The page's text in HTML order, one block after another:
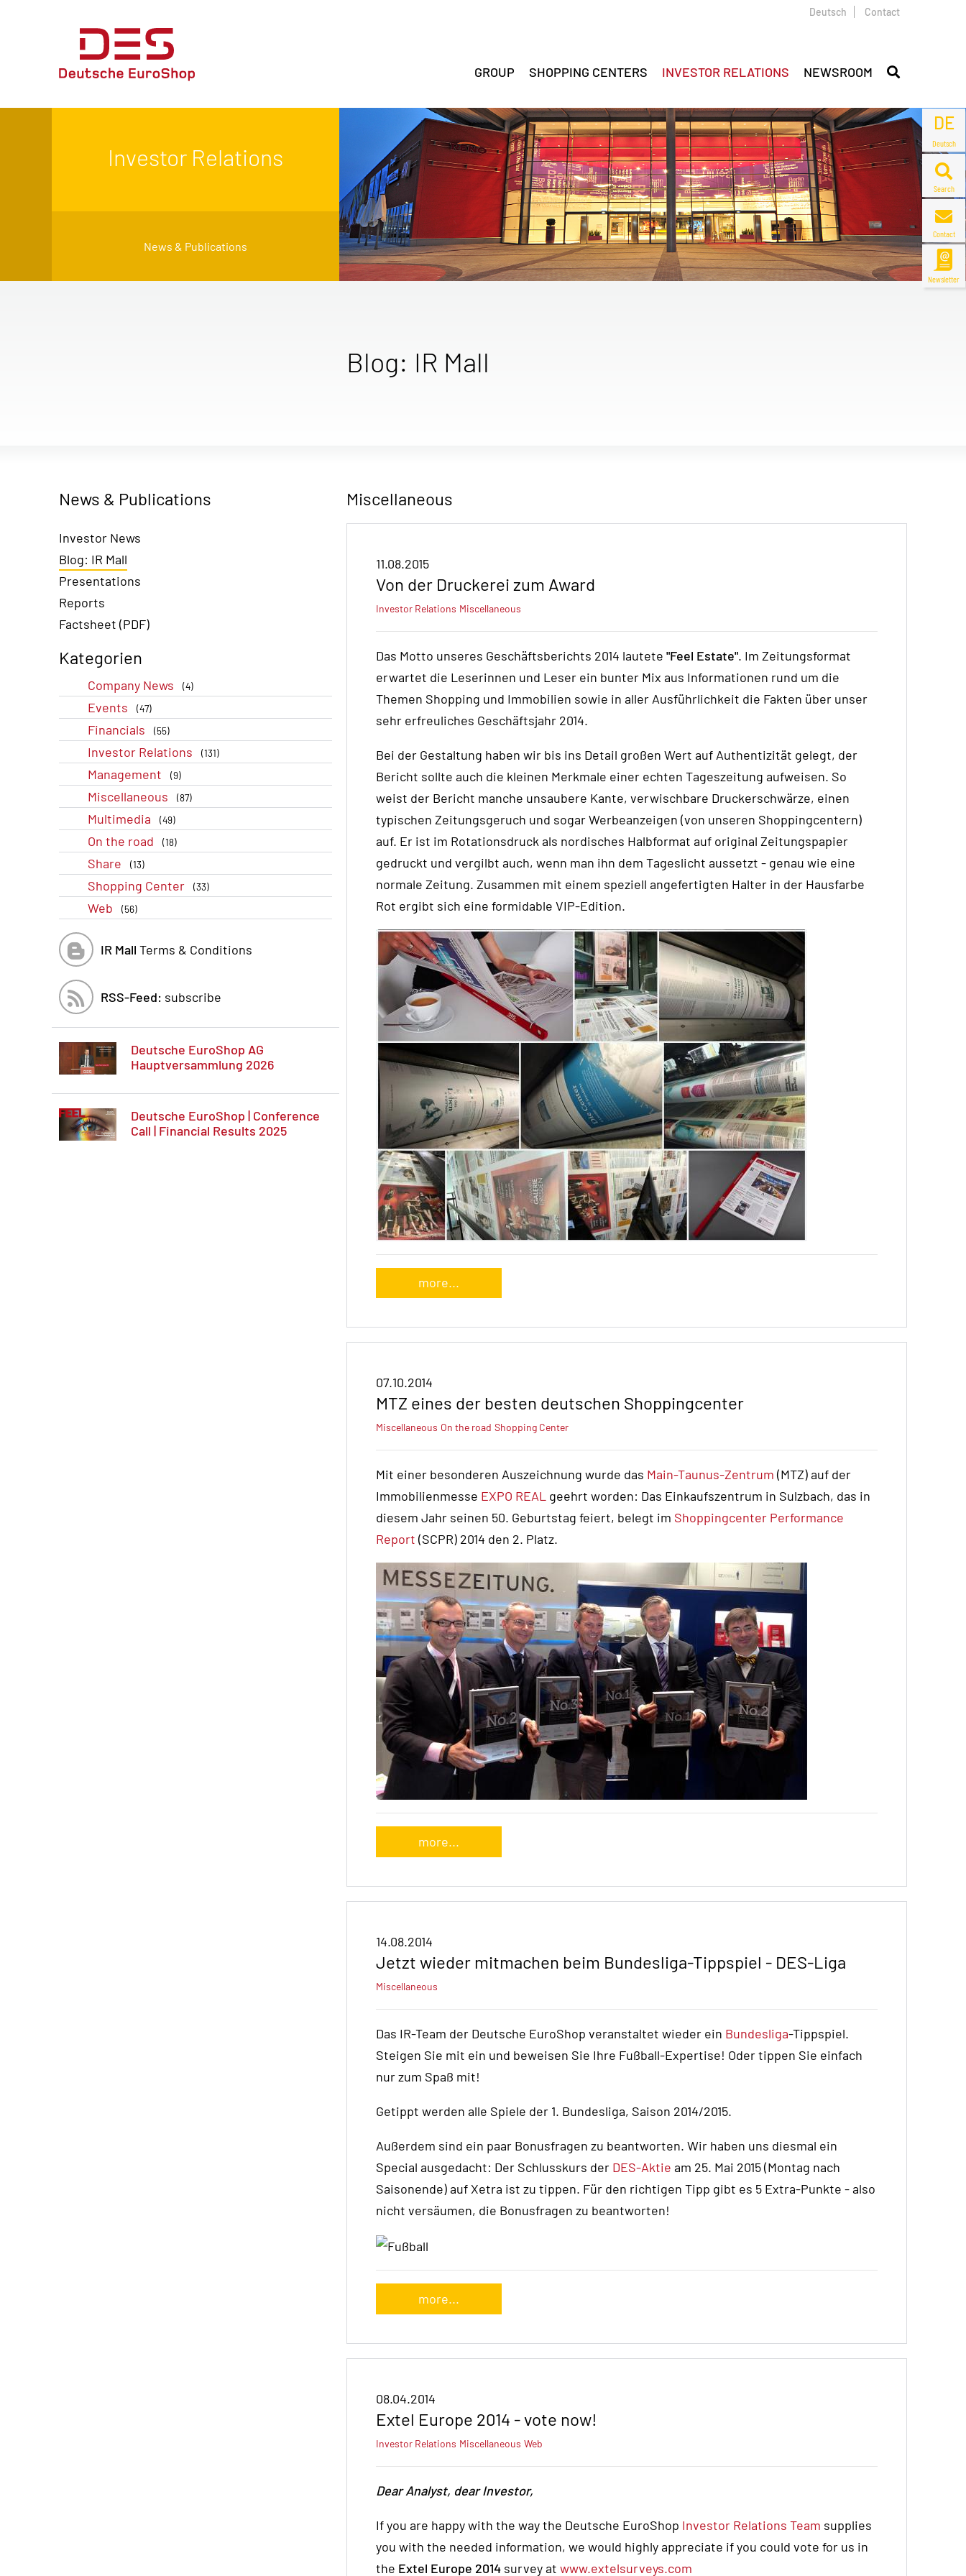
DE
Deutsch
Search
Contact
Newsletter
Deutsch Contact
GROUP SHOPPING CENTERS INVESTOR RELATIONS NEWSROOM
Investor Relations
News & Publications
Blog: IR Mall
News & Publications
Investor News
Blog: IR Mall
Presentations
Reports
Factsheet (PDF)
Kategorien
Company News (4)
Events (47)
Financials (55)
Investor Relations (131)
Management (9)
Miscellaneous (87)
Multimedia (49)
On the road (18)
Share (13)
Shopping Center (33)
Web (56)
IR Mall Terms & Conditions
RSS-Feed: subscribe
Deutsche EuroShop AG
Hauptversammlung 2026
Deutsche EuroShop | Conference
Call | Financial Results 2025
Miscellaneous
11.08.2015
Von der Druckerei zum Award
Investor Relations Miscellaneous
Das Motto unseres Geschäftsberichts 2014 lautete "Feel Estate". Im Zeitungsformat
erwartet die Leserinnen und Leser ein bunter Mix aus Informationen rund um die
Themen Shopping und Immobilien sowie in aller Ausführlichkeit die Fakten über unser
sehr erfreuliches Geschäftsjahr 2014.
Bei der Gestaltung haben wir bis ins Detail großen Wert auf Authentizität gelegt, der
Bericht sollte auch die kleinen Merkmale einer echten Tageszeitung aufweisen. So
weist der Bericht manche unsaubere Kante, verwischbare Druckerschwärze, einen
typischen Zeitungsgeruch und sogar Werbeanzeigen (von unseren Shoppingcentern)
auf. Er ist im Rotationsdruck als nordisches Halbformat auf original Zeitungspapier
gedruckt und vergilbt auch, wenn man ihn dem Tageslicht aussetzt - genau wie eine
normale Zeitung. Zusammen mit einem speziell angefertigten Halter in der Hausfarbe
Rot ergibt sich eine formidable VIP-Edition.
more...
07.10.2014
MTZ eines der besten deutschen Shoppingcenter
Miscellaneous On the road Shopping Center
Mit einer besonderen Auszeichnung wurde das Main-Taunus-Zentrum (MTZ) auf der
Immobilienmesse EXPO REAL geehrt worden: Das Einkaufszentrum in Sulzbach, das in
diesem Jahr seinen 50. Geburtstag feiert, belegt im Shoppingcenter Performance
Report (SCPR) 2014 den 2. Platz.
more...
14.08.2014
Jetzt wieder mitmachen beim Bundesliga-Tippspiel - DES-Liga
Miscellaneous
Das IR-Team der Deutsche EuroShop veranstaltet wieder ein Bundesliga-Tippspiel.
Steigen Sie mit ein und beweisen Sie Ihre Fußball-Expertise! Oder tippen Sie einfach
nur zum Spaß mit!
Getippt werden alle Spiele der 1. Bundesliga, Saison 2014/2015.
Außerdem sind ein paar Bonusfragen zu beantworten. Wir haben uns diesmal ein
Special ausgedacht: Der Schlusskurs der DES-Aktie am 25. Mai 2015 (Montag nach
Saisonende) auf Xetra ist zu tippen. Für den richtigen Tipp gibt es 5 Extra-Punkte - also
nicht versäumen, die Bonusfragen zu beantworten!
more...
08.04.2014
Extel Europe 2014 - vote now!
Investor Relations Miscellaneous Web
Dear Analyst, dear Investor,
If you are happy with the way the Deutsche EuroShop Investor Relations Team supplies
you with the needed information, we would highly appreciate if you could vote for us in
the Extel Europe 2014 survey at www.extelsurveys.com